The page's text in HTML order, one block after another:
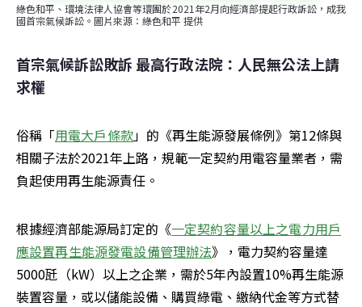
綠色和平、環境法律人協會等環團於2021年2月向經濟部提起行政訴訟，成我
國首宗氣候訴訟。圖片來源：綠色和平 提供
首宗氣候訴訟敗訴 最高行政法院：人民無公法上請
求權
俗稱「用電大戶條款」的《再生能源發展條例》第12條與
相關子法於2021年上路，規範一定契約用電容量業者，需
負起使用再生能源責任。
根據經濟部能源局訂定的《一定契約容量以上之電力用戶
應設置再生能源發電設備管理辦法》，電力契約容量達
5000瓩（kW）以上之企業，需於5年內設置10%再生能源
裝置容量，或以儲能設備、購買綠電、繳納代金等方式替